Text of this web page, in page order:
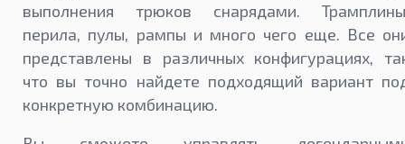
выполнения трюков снарядами.
перила, пулы, рампы и много чего еще. Все
представлены в различных конфигурациях,
что вы точно найдете подходящий вариант
конкретную комбинацию.